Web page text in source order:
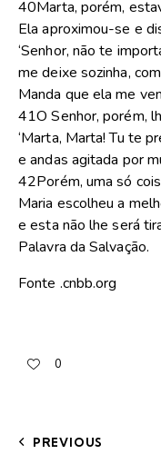
40Marta, porém,
Ela aproximou-se e
‘Senhor, não te
me deixe sozinha,
Manda que ela me
41O Senhor, porém,
‘Marta, Marta! Tu te
e andas agitada por
42Porém, uma só
Maria escolheu a
e esta não lhe será
Palavra da Salvação.
Fonte .cnbb.org
0
PREVIOUS